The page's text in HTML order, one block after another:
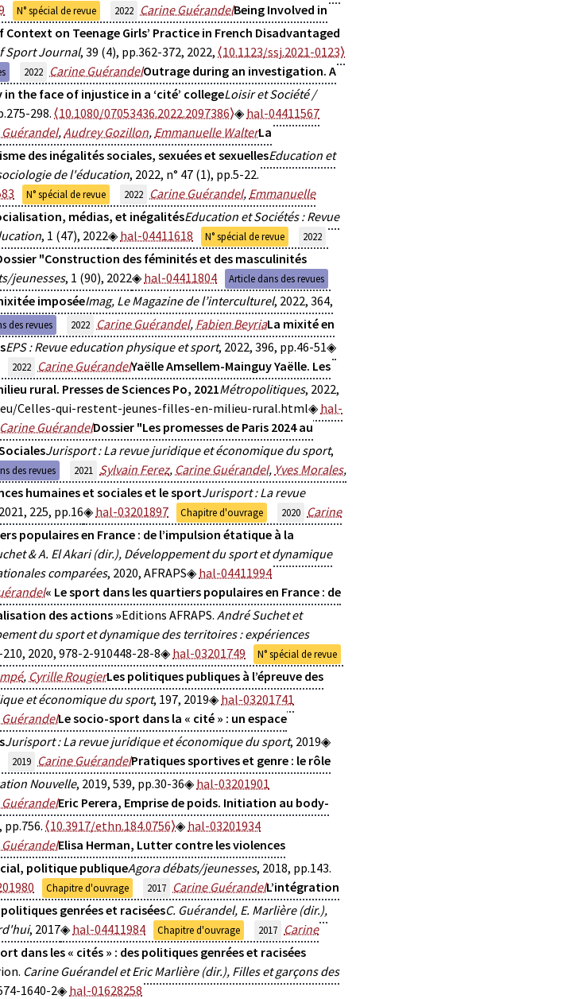
N° spécial de revue 2022 Carine GuérandelBeing Involved in
on Teenage Girls’ Practice in French Disadvantaged
Sport Journal, 39 (4), pp.362-372, 2022, ⟨10.1123/ssj.2021-0123⟩
2022 Carine GuérandelOutrage during an investigation. A
the face of injustice in a ‘cité’ collegeLoisir et Société /
298.⟨10.1080/07053436.2022.2097386⟩ hal-04411567
Guérandel,Audrey Gozillon, Emmanuelle WalterLa
des inégalités sociales, sexuées et sexuellesEducation et
de l'éducation, 2022, n° 47 (1), pp.5-22.
N° spécial de revue 2022 Carine Guérandel, Emmanuelle
médias, et inégalitésEducation et Sociétés : Revue
, 1 (47), 2022 hal-04411618 N° spécial de revue 2022
"Construction des féminités et des masculinités
jeunesses, 1 (90), 2022 hal-04411804
Article dans des revues
imposéeImag, Le Magazine de l’interculturel, 2022, 364,
des revues 2022 Carine Guérandel, Fabien BeyriaLa mixité en
EPS : Revue education physique et sport, 2022, 396, pp.46-51
2022 Carine GuérandelYaëlle Amsellem-Mainguy Yaëlle. Les
rural. Presses de Sciences Po, 2021Métropolitiques, 2022,
Celles-qui-restent-jeunes-filles-en-milieu-rural.html
hal-
Carine GuérandelDossier "Les promesses de Paris 2024 au
Jurisport : La revue juridique et économique du sport,
des revues 2021 Sylvain Ferez, Carine Guérandel, Yves Morales,
humaines et sociales et le sportJurisport : La revue
225, pp.16 hal-03201897 Chapitre d'ouvrage 2020
Carine
populaires en France : de l’impulsion étatique à la
& A. El Akari (dir.), Développement du sport et dynamique
comparées, 2020, AFRAPS hal-04411994
« Le sport dans les quartiers populaires en France : de
des actions »Editions AFRAPS. André Suchet et
du sport et dynamique des territoires : expériences
2020, 978-2-910448-28-8 hal-03201749
N° spécial de revue
, Cyrille RougierLes politiques publiques à l’épreuve des
et économique du sport, 197, 2019 hal-03201741
GuérandelLe socio-sport dans la « cité » : un espace
Jurisport : La revue juridique et économique du sport, 2019
2019 Carine GuérandelPratiques sportives et genre : le rôle
Nouvelle, 2019, 539, pp.30-36 hal-03201901
GuérandelEric Perera, Emprise de poids. Initiation au body-
pp.756. ⟨10.3917/ethn.184.0756⟩ hal-03201934
GuérandelElisa Herman, Lutter contre les violences
politique publiqueAgora débats/jeunesses, 2018, pp.143.
Chapitre d'ouvrage 2017 Carine GuérandelL’intégration
genrées et raciséesC. Guérandel, E. Marlière (dir.),
, 2017 hal-04411984 Chapitre d'ouvrage 2017
Carine
dans les « cités » : des politiques genrées et racisées
Carine Guérandel et Eric Marlière (dir.), Filles et garçons des
1640-2 hal-01628258